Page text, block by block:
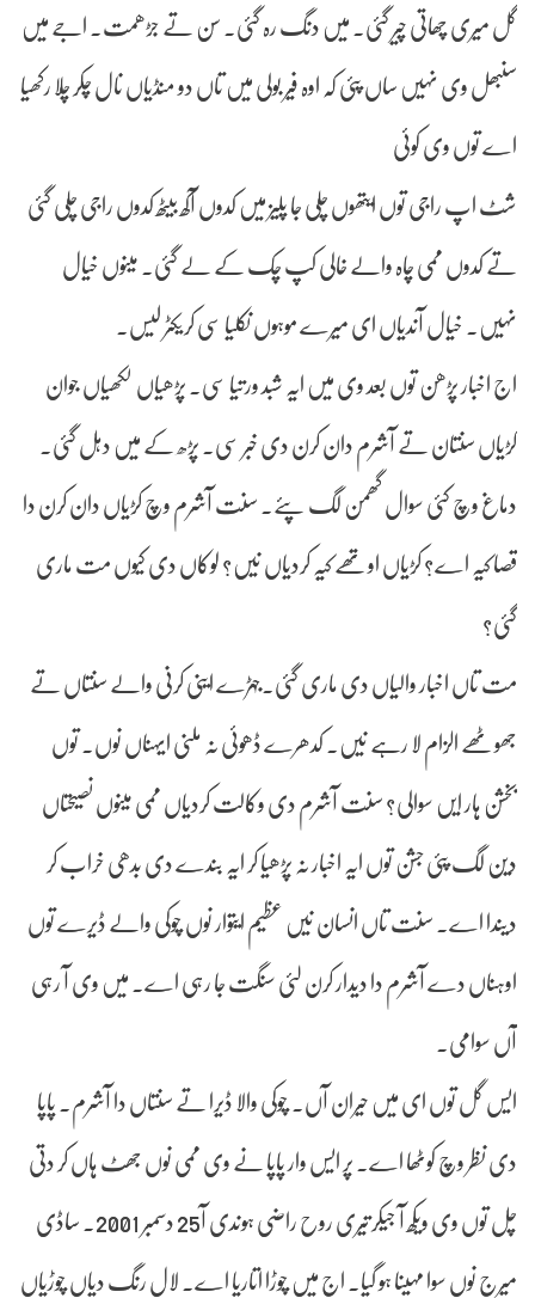
گل میری چھاتی چیر گئی۔ میں دنگ رہ گئی۔ سن تے جڑھمت۔ اجے میں
سنبھل وی نہیں ساں پئی کہ اوہ فیر بولی میں تاں دو منڈیاں نال چکر چلا رکھیا
اے توں وی کوئی
شٹ اپ راجی توں ایتھوں چلی جا پلیز میں کدوں آکھ بیٹھ کدوں راجی چلی گئی
تے کدوں ممی چاہ والے خالی کپ چک کے لے گئی۔ مینوں خیال
نہیں۔ خیال آندیاں ای میرے موہوں نکلیا سی کریکٹر لیس۔
اج اخبار پڑھن توں بعد وی میں ایہ شبد ورتیا سی۔ پڑھیاں لکھیاں جوان
کڑیاں سنتان تے آشرم دان کرن دی خبر سی۔ پڑھ کے میں دہل گئی۔
دماغ وچ کئی سوال گھمن لگ پئے۔ سنت آشرم وچ کڑیاں دان کرن دا
قصا کیہ اے؟ کڑیاں اوتھے کیہ کردیاں نیں؟ لوکاں دی کیوں مت ماری
گئی؟
مت تاں اخبار والیاں دی ماری گئی۔جہڑے اینی کرنی والے سنتاں تے
جھوٹھے الزام لا رہے نیں۔ کدھرے ڈھوئی نہ ملنی ایہناں نوں۔ توں
بخشن ہار ایں سوالی؟ سنت آشرم دی وکالت کردیاں ممی مینوں نصیحتاں
دین لگ پئی جشن توں ایہ اخبار نہ پڑھیا کر ایہ بندے دی بدھی خراب کر
دیندا اے۔ سنت تاں انسان نیں عظیم ایتوار نوں چوکی والے ڈیرے توں
اوہناں دے آشرم دا دیدار کرن لئی سنگت جا رہی اے۔ میں وی آ رہی
آں سوامی۔
ایس گل توں ای میں حیران آں۔ چوکی والا ڈیرا تے سنتاں دا آشرم۔ پاپا
دی نظر وچ کوٹھا اے۔ پر ایس وار پاپا نے وی ممی نوں جھٹ ہاں کر دتی
چل توں وی ویکھ آ جیکر تیری روح راضی ہوندی آ25 دسمبر 2001۔ ساڈی
میرج نوں سوا مہینا ہو گیا۔ اج میں چوڑا اتاریا اے۔ لال رنگ دیاں چوڑیاں